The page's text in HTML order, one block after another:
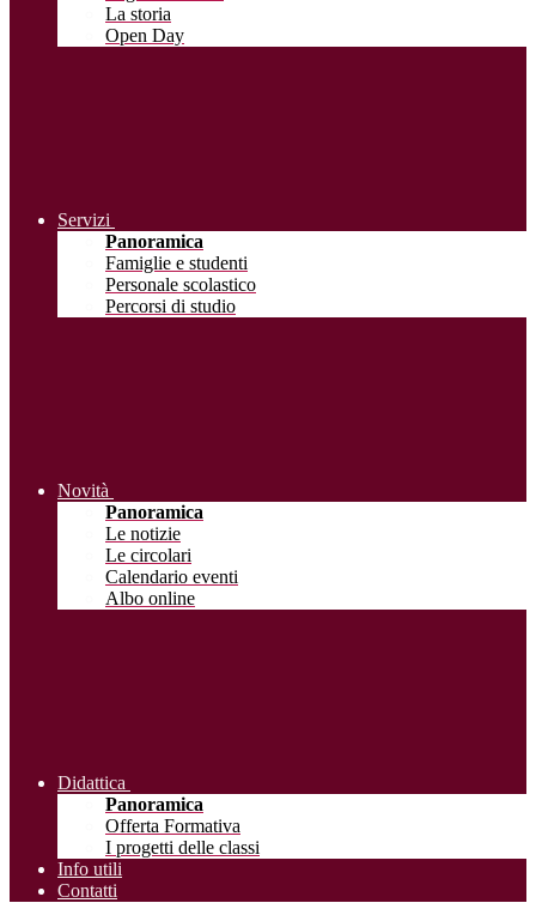
La storia
Open Day
Servizi
Panoramica
Famiglie e studenti
Personale scolastico
Percorsi di studio
Novità
Panoramica
Le notizie
Le circolari
Calendario eventi
Albo online
Didattica
Panoramica
Offerta Formativa
I progetti delle classi
Info utili
Contatti